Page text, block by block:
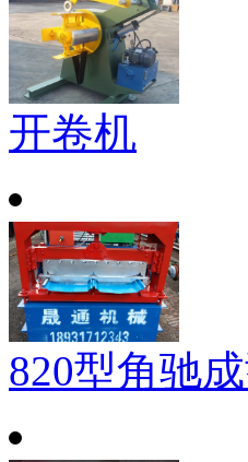
开卷机
820型角驰